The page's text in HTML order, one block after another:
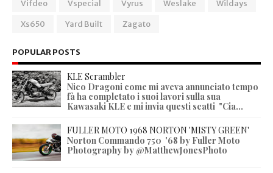
Vifdeo
Vspecial Vyrus Weslake
Wildays
Xs650
Yard Built Zagato
POPULAR POSTS
KLE Scrambler
Nico Dragoni come mi aveva annunciato tempo
fà ha completato i suoi lavori sulla sua
Kawasaki KLE e mi invia questi scatti "Cia...
FULLER MOTO 1968 NORTON 'MISTY GREEN'
Norton Commando 750 '68 by Fuller Moto
Photography by @MatthewJonesPhoto